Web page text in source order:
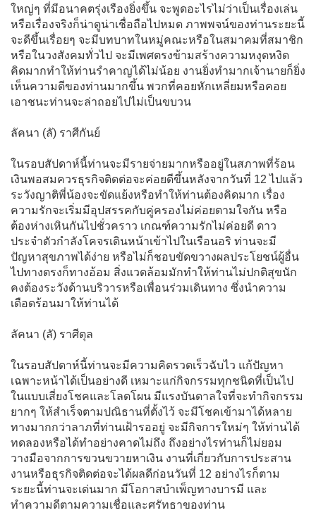
ใหญ่ๆ ที่มีอนาคตรุ่งเรืองยิ่งขึ้น จะพูดอะไรไม่ว่าเป็นเรื่องเล่น
หรือเรื่องจริงก็น่าดูน่าเชื่อถือไปหมด ภาพพจน์ของท่านระยะนี้
จะดีขึ้นเรื่อยๆ จะมีบทบาทในหมู่คณะหรือในสมาคมที่สมาชิก
หรือในวงสังคมทั่วไป จะมีเพศตรงข้ามสร้างความหงุดหงิด
คิดมากทำให้ท่านรำคาญได้ไม่น้อย งานยิ่งทำมากเจ้านายก็ยิ่ง
เห็นความดีของท่านมากขึ้น พวกที่คอยหักเหลี่ยมหรือคอย
เอาชนะท่านจะล่าถอยไปไม่เป็นขบวน
ลัคนา (ลั) ราศีกันย์
ในรอบสัปดาห์นี้ท่านจะมีรายจ่ายมากหรืออยู่ในสภาพที่ร้อน
เงินพอสมควรธุรกิจติดต่อจะค่อยดีขึ้นหลังจากวันที่ 12 ไปแล้ว
ระวังญาติพี่น้องจะขัดแย้งหรือทำให้ท่านต้องคิดมาก เรื่อง
ความรักจะเริ่มมีอุปสรรคกับคู่ครองไม่ค่อยตามใจกัน หรือ
ต้องห่างเหินกันไปชั่วคราว เกณฑ์ความรักไม่ค่อยดี ดาว
ประจำตัวกำลังโคจรเดินหน้าเข้าไปในเรือนอริ ท่านจะมี
ปัญหาสุขภาพได้ง่าย หรือไม่ก็ชอบขัดขวางผลประโยชน์ผู้อื่น
ไปทางตรงก็ทางอ้อม สิ่งแวดล้อมมักทำให้ท่านไม่ปกติสุขนัก
คงต้องระวังด้านบริวารหรือเพื่อนร่วมเดินทาง ซึ่งนำความ
เดือดร้อนมาให้ท่านได้
ลัคนา (ลั) ราศีตุล
ในรอบสัปดาห์นี้ท่านจะมีความคิดรวดเร็วฉับไว แก้ปัญหา
เฉพาะหน้าได้เป็นอย่างดี เหมาะแก่กิจกรรมทุกชนิดที่เป็นไป
ในแบบเสี่ยงโชคและโลดโผน มีแรงบันดาลใจที่จะทำกิจกรรม
ยากๆ ให้สำเร็จตามปณิธานที่ตั้งไว้ จะมีโชคเข้ามาได้หลาย
ทางมากกว่าลาภที่ท่านเฝ้ารออยู่ จะมีกิจการใหม่ๆ ให้ท่านได้
ทดลองหรือได้ทำอย่างคาดไม่ถึง ถึงอย่างไรท่านก็ไม่ยอม
วางมือจากการขวนขวายหาเงิน งานที่เกี่ยวกับการประสาน
งานหรือธุรกิจติดต่อจะได้ผลดีก่อนวันที่ 12 อย่างไรก็ตาม
ระยะนี้ท่านจะเด่นมาก มีโอกาสบำเพ็ญทางบารมี และ
ทำความดีตามความเชื่อและศรัทธาของท่าน